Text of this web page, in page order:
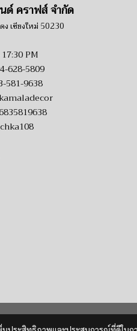
ด์ คราฟส์ จำกัด
ง เชียงใหม่ 50230
PM
628-5809
581-9638